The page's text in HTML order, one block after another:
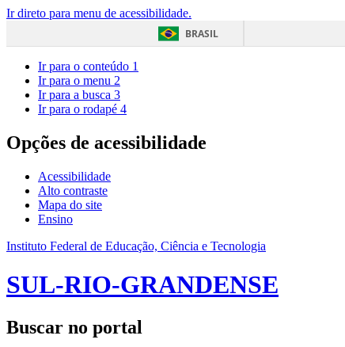
Ir direto para menu de acessibilidade.
BRASIL
Ir para o conteúdo 1
Ir para o menu 2
Ir para a busca 3
Ir para o rodapé 4
Opções de acessibilidade
Acessibilidade
Alto contraste
Mapa do site
Ensino
Instituto Federal de Educação, Ciência e Tecnologia
SUL-RIO-GRANDENSE
Buscar no portal